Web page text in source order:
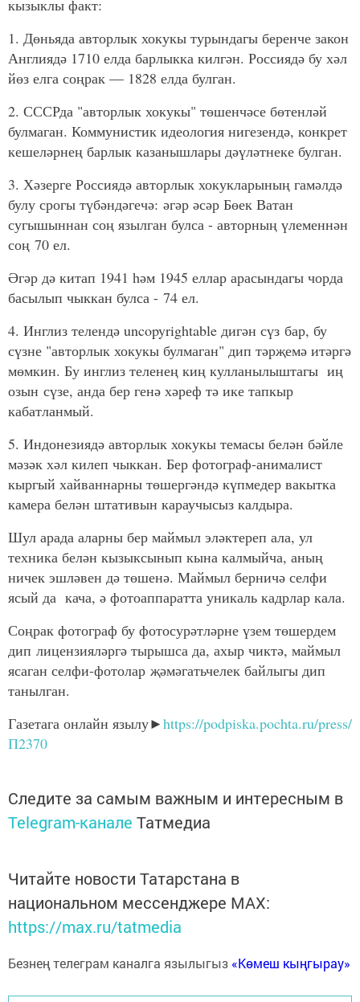
кызыклы факт:
1. Дөньяда авторлык хокукы турындагы беренче закон
Англиядә 1710 елда барлыкка килгән. Россиядә бу хәл
йөз елга соңрак — 1828 елда булган.
2. СССРда "авторлык хокукы" төшенчәсе бөтенләй
булмаган. Коммунистик идеология нигезендә, конкрет
кешеләрнең барлык казанышлары дәүләтнеке булган.
3. Хәзерге Россиядә авторлык хокукларының гамәлдә
булу срогы түбәндәгечә: әгәр әсәр Бөек Ватан
сугышыннан соң язылган булса - авторның үлеменнән
соң 70 ел.
Әгәр дә китап 1941 һәм 1945 еллар арасындагы чорда
басылып чыккан булса - 74 ел.
4. Инглиз телендә uncopyrightable дигән сүз бар, бу
сүзне "авторлык хокукы булмаган" дип тәрҗемә итәргә
мөмкин. Бу инглиз теленең киң кулланылыштагы иң
озын сүзе, анда бер генә хәреф тә ике тапкыр
кабатланмый.
5. Индонезиядә авторлык хокукы темасы белән бәйле
мәзәк хәл килеп чыккан. Бер фотограф-анималист
кыргый хайваннарны төшергәндә күпмедер вакытка
камера белән штативын караучысыз калдыра.
Шул арада аларны бер маймыл эләктереп ала, ул
техника белән кызыксынып кына калмыйча, аның
ничек эшләвен дә төшенә. Маймыл берничә селфи
ясый да кача, ә фотоаппаратта уникаль кадрлар кала.
Соңрак фотограф бу фотосурәтләрне үзем төшердем
дип лицензияләргә тырышса да, ахыр чиктә, маймыл
ясаган селфи-фотолар җәмәгатьчелек байлыгы дип
танылган.
Газетага онлайн язылу►https://podpiska.pochta.ru/press/
П2370
Следите за самым важным и интересным в
Telegram-канале Татмедиа
Читайте новости Татарстана в
национальном мессенджере MАХ:
https://max.ru/tatmedia
Безнең телеграм каналга язылыгыз «Көмеш кыңгырау»